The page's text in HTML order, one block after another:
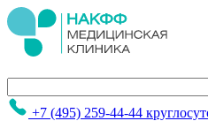
+7 (495) 259-44-44